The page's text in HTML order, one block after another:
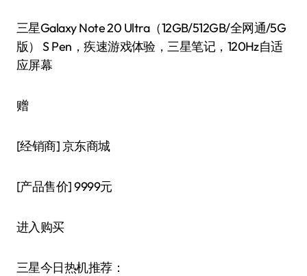
三星Galaxy Note 20 Ultra（12GB/512GB/全网通/5G
版） S Pen，疾速游戏体验，三星笔记，120Hz自适
应屏幕
赠
[经销商]京东商城
[产品售价]9999元
进入购买
三星今日热机推荐：